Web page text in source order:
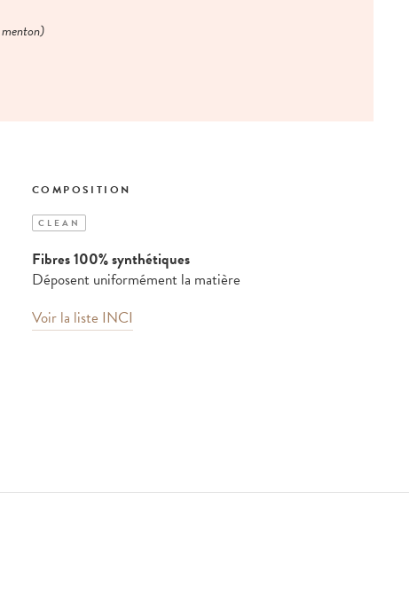
COMPOSITION
CLEAN
Fibres 100% synthétiques
Déposent uniformément la matière
Voir la liste INCI